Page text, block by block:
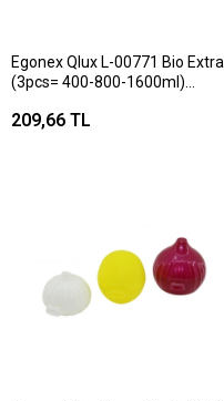
Egonex Qlux L-00771 Bio Extra
(3pcs= 400-800-1600ml)
(şeffaf Pls.kap)*18=k
209,66 TL